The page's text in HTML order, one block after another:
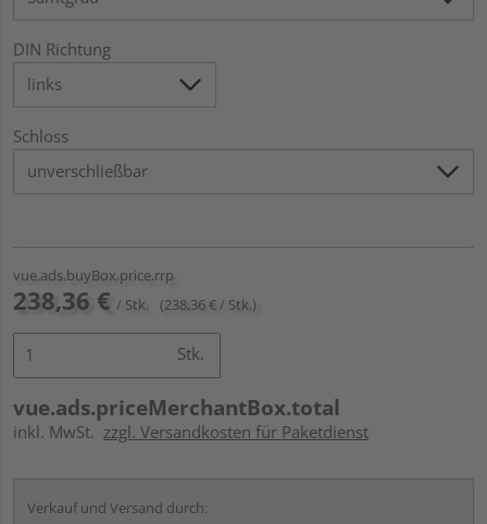
DIN Richtung
Schloss
vue.ads.buyBox.price.rrp
238,36 € / Stk. (238,36 € / Stk.)
Stk.
vue.ads.priceMerchantBox.total
inkl. MwSt. zzgl. Versandkosten für Paketdienst
Verkauf und Versand durch: